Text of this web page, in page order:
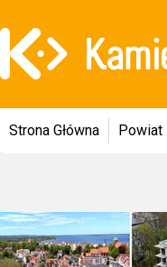
Strona Główna Powiat